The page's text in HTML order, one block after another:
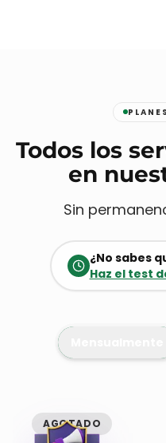
Todos los
en
Sin
¿No sabes
Haz el test
AGOTADO